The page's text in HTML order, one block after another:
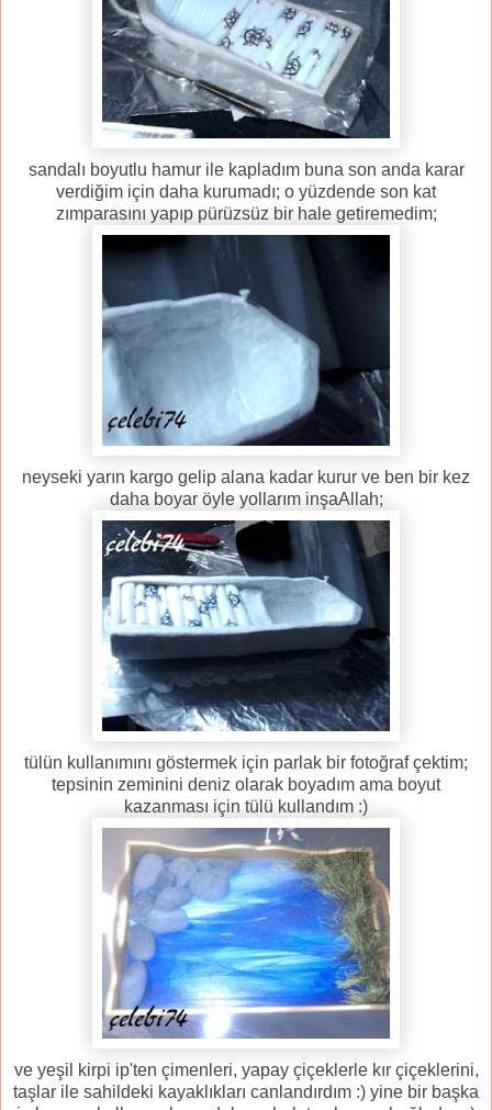
sandalı boyutlu hamur ile kapladım buna son anda karar
verdiğim için daha kurumadı; o yüzdende son kat
zımparasını yapıp pürüzsüz bir hale getiremedim;
neyseki yarın kargo gelip alana kadar kurur ve ben bir kez
daha boyar öyle yollarım inşaAllah;
tülün kullanımını göstermek için parlak bir fotoğraf çektim;
tepsinin zeminini deniz olarak boyadım ama boyut
kazanması için tülü kullandım :)
ve yeşil kirpi ip'ten çimenleri, yapay çiçeklerle kır çiçeklerini,
taşlar ile sahildeki kayaklıkları canlandırdım :) yine bir başka